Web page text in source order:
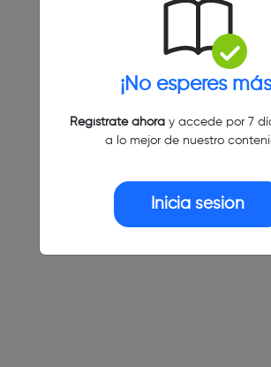
¡No esperes
Regístrate ahoray accede por 7
a lo mejor de nuestro
Inicia sesión